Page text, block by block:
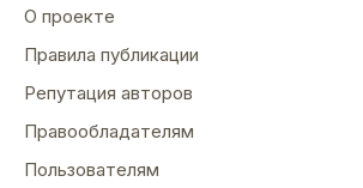
О проекте
Правила публикации
Репутация авторов
Правообладателям
Пользователям